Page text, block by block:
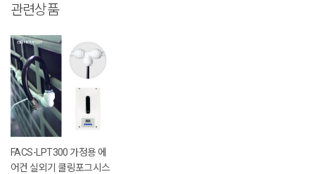
관련상품
FACS-LPT300 가정용 에
어컨 실외기 쿨링포그시스